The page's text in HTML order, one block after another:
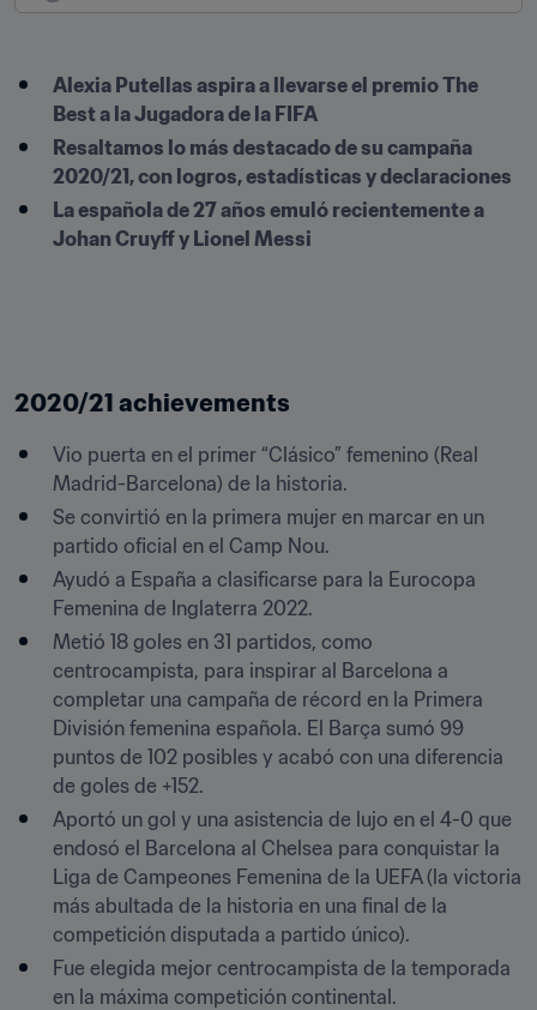
Alexia Putellas aspira a llevarse el premio The
Best a la Jugadora de la FIFA
Resaltamos lo más destacado de su campaña
2020/21, con logros, estadísticas y declaraciones
La española de 27 años emuló recientemente a
Johan Cruyff y Lionel Messi
2020/21 achievements
Vio puerta en el primer “Clásico” femenino (Real
Madrid-Barcelona) de la historia.
Se convirtió en la primera mujer en marcar en un
partido oficial en el Camp Nou.
Ayudó a España a clasificarse para la Eurocopa
Femenina de Inglaterra 2022.
Metió 18 goles en 31 partidos, como
centrocampista, para inspirar al Barcelona a
completar una campaña de récord en la Primera
División femenina española. El Barça sumó 99
puntos de 102 posibles y acabó con una diferencia
de goles de +152.
Aportó un gol y una asistencia de lujo en el 4-0 que
endosó el Barcelona al Chelsea para conquistar la
Liga de Campeones Femenina de la UEFA (la victoria
más abultada de la historia en una final de la
competición disputada a partido único).
Fue elegida mejor centrocampista de la temporada
en la máxima competición continental.